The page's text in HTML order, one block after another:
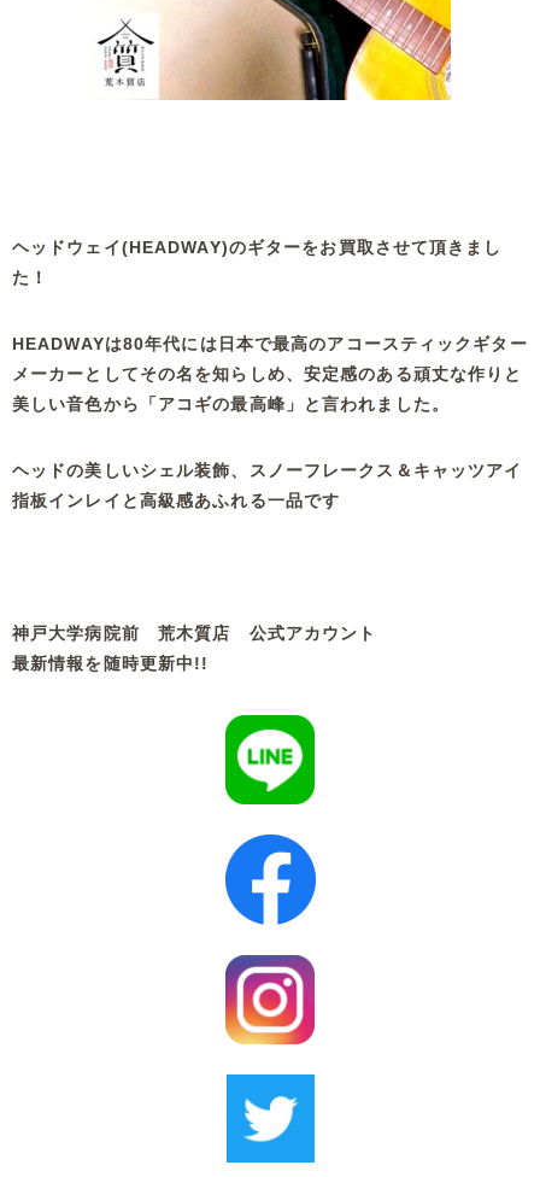
ヘッドウェイ(HEADWAY)のギターをお買取させて頂きまし
た！
HEADWAYは80年代には日本で最高のアコースティックギター
メーカーとしてその名を知らしめ、安定感のある頑丈な作りと
美しい音色から「アコギの最高峰」と言われました。
ヘッドの美しいシェル装飾、スノーフレークス＆キャッツアイ
指板インレイと高級感あふれる一品です
神戸大学病院前 荒木質店 公式アカウント
最新情報を随時更新中!!